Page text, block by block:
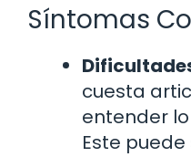
Síntomas
cuesta
entender
Este